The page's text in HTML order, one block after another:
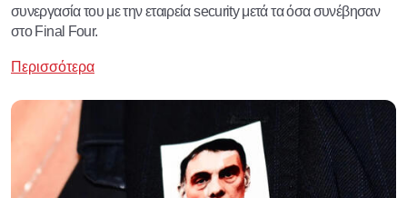
συνεργασία του με την εταιρεία security μετά τα όσα συνέβησαν
στο Final Four.
Περισσότερα